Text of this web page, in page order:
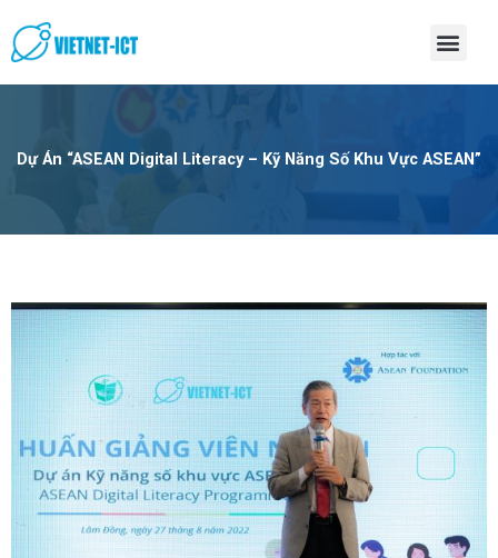
to
content
Dự Án “ASEAN Digital Literacy – Kỹ Năng Số Khu Vực ASEAN”